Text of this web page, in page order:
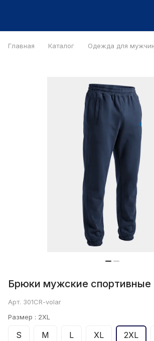
Главная Каталог Одежда для
Брюки мужские спортивные
Арт. 301CR-volar
Размер : 2XL
S M L XL 2XL